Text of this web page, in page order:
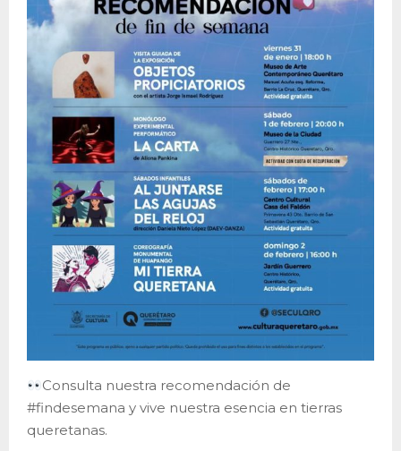
Consulta nuestra recomendación de
#findesemana y vive nuestra esencia en tierras
queretanas.